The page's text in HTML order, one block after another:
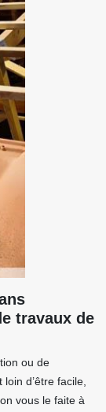
travaux de
ou de
d’être facile,
vous le faite à